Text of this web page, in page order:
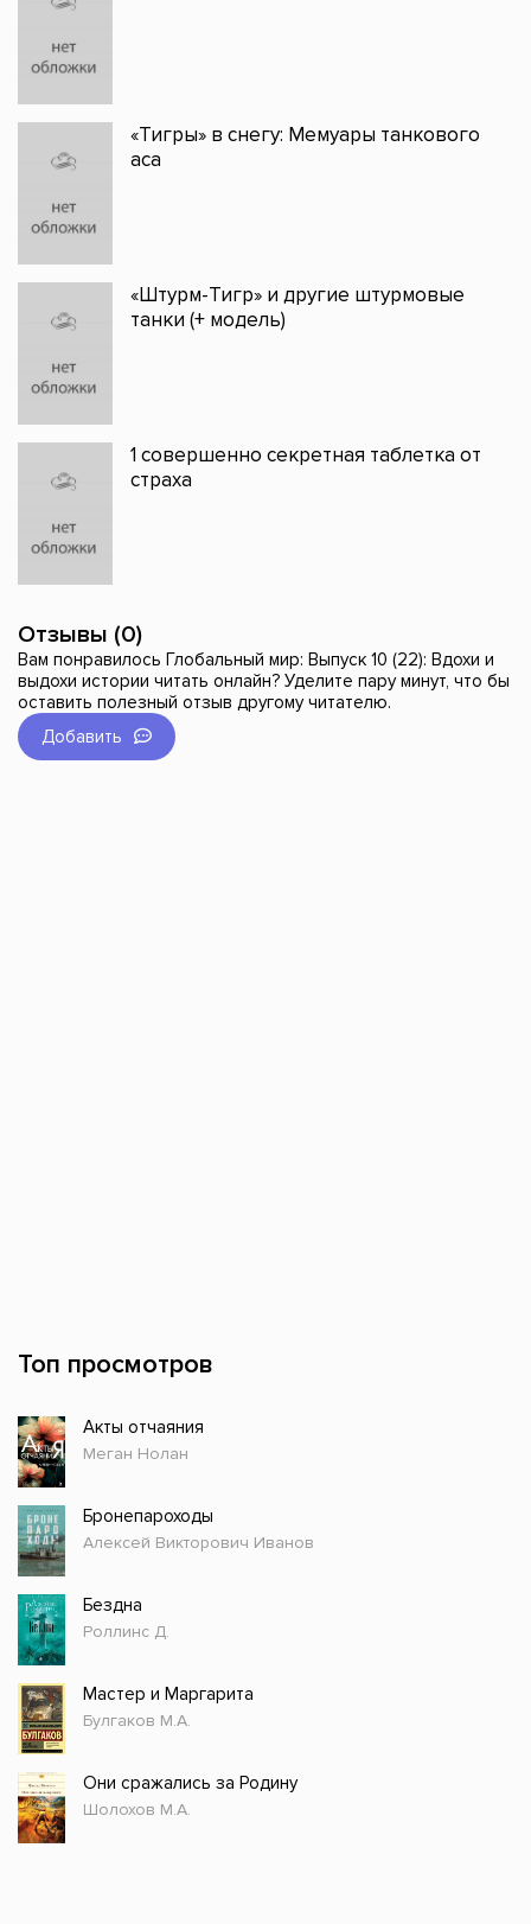
«Тигры» в снегу: Мемуары танкового
аса
«Штурм-Тигр» и другие штурмовые
танки (+ модель)
1 совершенно секретная таблетка от
страха
Отзывы (0)
Вам понравилось Глобальный мир: Выпуск 10 (22): Вдохи и
выдохи истории читать онлайн? Уделите пару минут, что бы
оставить полезный отзыв другому читателю.
Добавить
Топ просмотров
Акты отчаяния
Меган Нолан
Бронепароходы
Алексей Викторович Иванов
Бездна
Роллинс Д.
Мастер и Маргарита
Булгаков М.А.
Они сражались за Родину
Шолохов М.А.